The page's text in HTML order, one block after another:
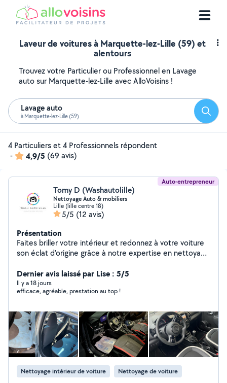
Laveur de voitures à Marquette-lez-Lille (59) et
alentours
Trouvez votre Particulier ou Professionnel en Lavage
auto sur Marquette-lez-Lille avec AlloVoisins !
Lavage auto
à Marquette-lez-Lille (59)
4 Particuliers et 4 Professionnels répondent
-
4,9/5 (69 avis)
Auto-entrepreneur
Tomy D (Washautolille)
Nettoyage Auto & mobiliers ️
Lille (lille centre 18)
5/5 (12 avis)
Présentation
Faites briller votre intérieur et redonnez à votre voiture
son éclat d'origine grâce à notre expertise en nettoyage
domicile en haut de France -Devis & Rdv en message
Retrouver moi sur tout les réseaux (
TikTok,Snapchat,insta ) : washautolille Des problème
vos messages , veuillez me contacter sur mes réseaux
sociaux
Dernier avis laissé par Lise : 5/5
Il y a 18 jours
efficace, agréable, prestation au top !
Nettoyage intérieur de voiture Nettoyage de voiture